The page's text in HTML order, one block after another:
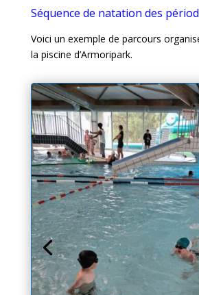
Séquence de natation des
Voici un exemple de parcours
la piscine d’Armoripark.